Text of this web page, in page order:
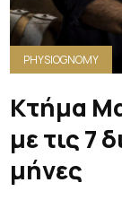
PHYSIOGNOMY
Κτήμα
με τις 7
μήνες